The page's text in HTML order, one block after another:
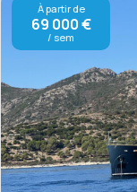
À partir de
69 000 €
/ sem